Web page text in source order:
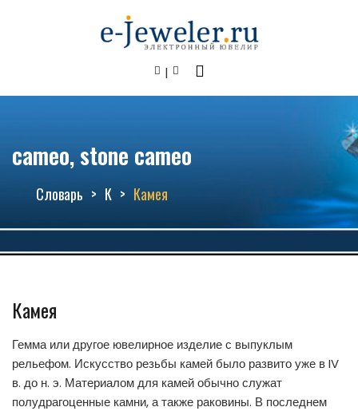
cameo, stone cameo
Словарь К Камея
Камея
Гемма или другое ювелирное изделие с выпуклым
рельефом. Искусство резьбы камей было развито уже в IV
в. до н. э. Материалом для камей обычно служат
полудрагоценные камни, а также раковины. В последнем